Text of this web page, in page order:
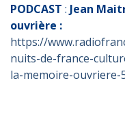
PODCAST : Jean
ouvrière :
https://
nuits-de-france-
la-memoire-ouvriere-